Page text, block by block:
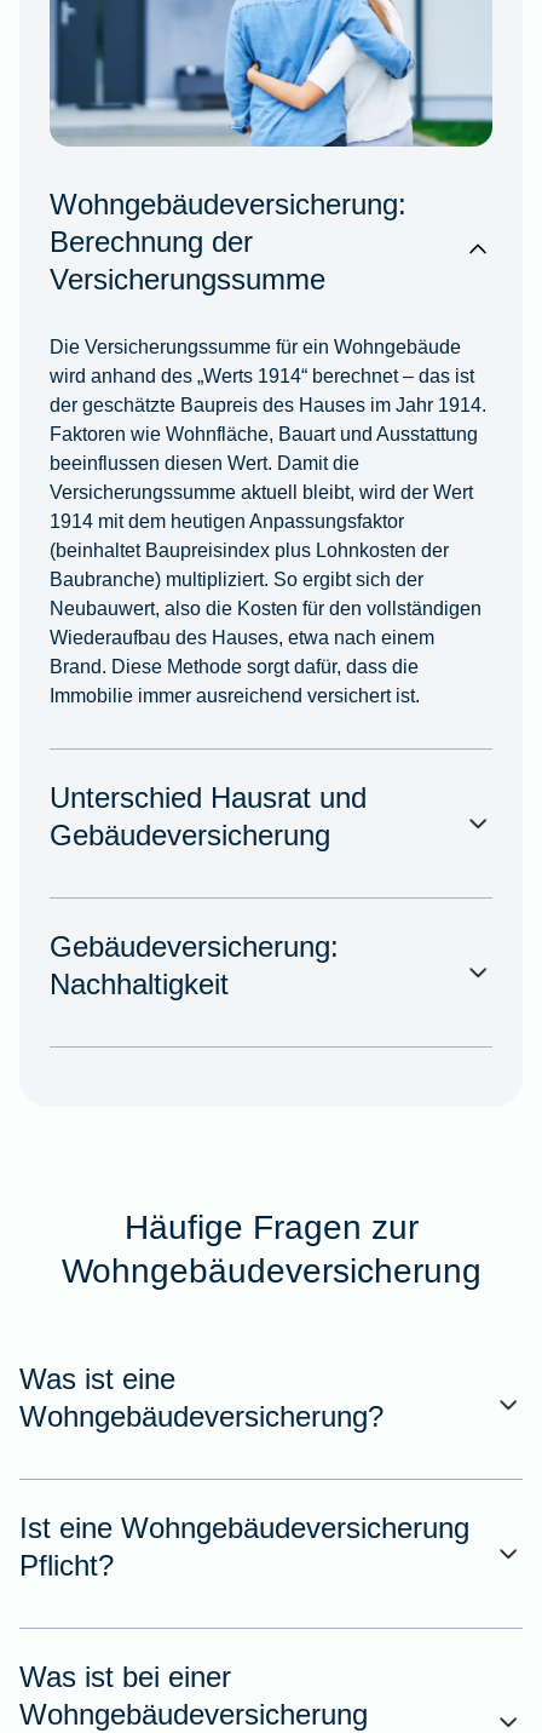
Wohngebäudeversicherung:
Berechnung der
Versicherungssumme
Die Versicherungssumme für ein Wohngebäude
wird anhand des „Werts 1914“ berechnet – das ist
der geschätzte Baupreis des Hauses im Jahr 1914.
Faktoren wie Wohnfläche, Bauart und Ausstattung
beeinflussen diesen Wert. Damit die
Versicherungssumme aktuell bleibt, wird der Wert
1914 mit dem heutigen Anpassungsfaktor
(beinhaltet Baupreisindex plus Lohnkosten der
Baubranche) multipliziert. So ergibt sich der
Neubauwert, also die Kosten für den vollständigen
Wiederaufbau des Hauses, etwa nach einem
Brand. Diese Methode sorgt dafür, dass die
Immobilie immer ausreichend versichert ist.
Unterschied Hausrat und
Gebäudeversicherung
Gebäudeversicherung:
Nachhaltigkeit
Häufige Fragen zur
Wohngebäudeversicherung
Was ist eine
Wohngebäudeversicherung?
Ist eine Wohngebäudeversicherung
Pflicht?
Was ist bei einer
Wohngebäudeversicherung